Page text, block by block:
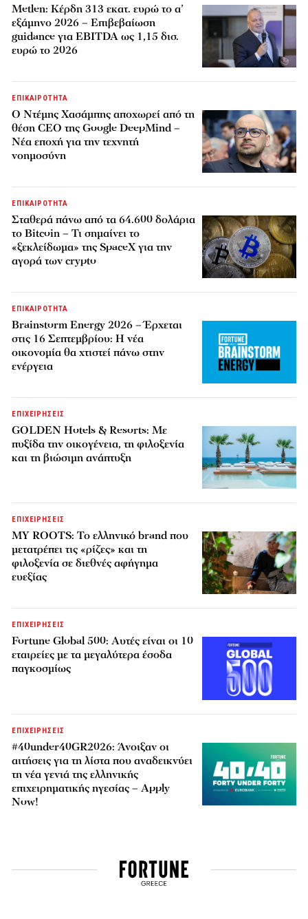
Metlen: Κέρδη 313 εκατ. ευρώ το α’
εξάμηνο 2026 – Επιβεβαίωση
guidance για EBITDA ως 1,15 δισ.
ευρώ το 2026
ΕΠΙΚΑΙΡΟΤΗΤΑ
Ο Ντέμης Χασάμπης αποχωρεί από τη
θέση CEO της Google DeepMind –
Νέα εποχή για την τεχνητή
νοημοσύνη
ΕΠΙΚΑΙΡΟΤΗΤΑ
Σταθερά πάνω από τα 64.600 δολάρια
το Bitcoin – Τι σημαίνει το
«ξεκλείδωμα» της SpaceX για την
αγορά των crypto
ΕΠΙΚΑΙΡΟΤΗΤΑ
Brainstorm Energy 2026 – Έρχεται
στις 16 Σεπτεμβρίου: Η νέα
οικονομία θα χτιστεί πάνω στην
ενέργεια
ΕΠΙΧΕΙΡΗΣΕΙΣ
GOLDEN Hotels & Resorts: Με
πυξίδα την οικογένεια, τη φιλοξενία
και τη βιώσιμη ανάπτυξη
ΕΠΙΧΕΙΡΗΣΕΙΣ
MY ROOTS: Το ελληνικό brand που
μετατρέπει τις «ρίζες» και τη
φιλοξενία σε διεθνές αφήγημα
ευεξίας
ΕΠΙΧΕΙΡΗΣΕΙΣ
Fortune Global 500: Αυτές είναι οι 10
εταιρείες με τα μεγαλύτερα έσοδα
παγκοσμίως
ΕΠΙΧΕΙΡΗΣΕΙΣ
#40under40GR2026: Άνοιξαν οι
αιτήσεις για τη λίστα που αναδεικνύει
τη νέα γενιά της ελληνικής
επιχειρηματικής ηγεσίας – Apply
Now!